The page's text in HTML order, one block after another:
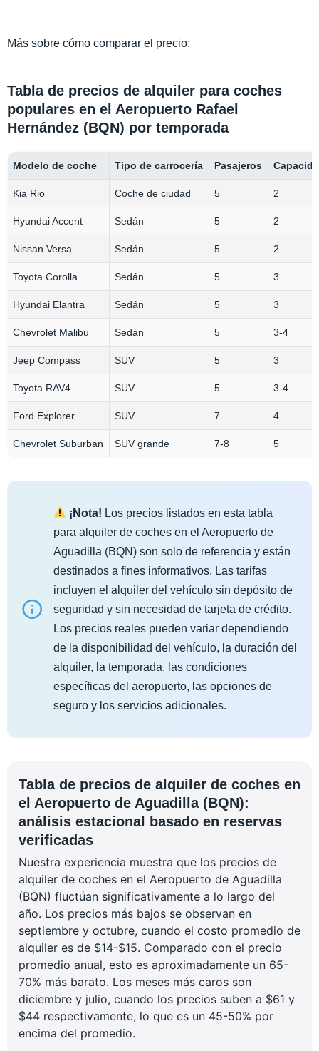
Más sobre cómo comparar el precio:
Tabla de precios de alquiler para coches
populares en el Aeropuerto Rafael
Hernández (BQN) por temporada
Modelo de coche Tipo de carrocería Pasajeros
Kia Rio Coche de ciudad 5 2
Hyundai Accent Sedán 5 2
Nissan Versa Sedán 5 2
Toyota Corolla Sedán 5 3
Hyundai Elantra Sedán 5 3
Chevrolet Malibu Sedán 5 3-4
Jeep Compass SUV 5 3
Toyota RAV4 SUV 5 3-4
Ford Explorer SUV 7 4
Chevrolet Suburban SUV grande 7-8 5
¡Nota! Los precios listados en esta tabla
para alquiler de coches en el Aeropuerto de
Aguadilla (BQN) son solo de referencia y están
destinados a fines informativos. Las tarifas
incluyen el alquiler del vehículo sin depósito de
seguridad y sin necesidad de tarjeta de crédito.
Los precios reales pueden variar dependiendo
de la disponibilidad del vehículo, la duración del
alquiler, la temporada, las condiciones
específicas del aeropuerto, las opciones de
seguro y los servicios adicionales.
Tabla de precios de alquiler de coches en
el Aeropuerto de Aguadilla (BQN):
análisis estacional basado en reservas
verificadas
Nuestra experiencia muestra que los precios de
alquiler de coches en el Aeropuerto de Aguadilla
(BQN) fluctúan significativamente a lo largo del
año. Los precios más bajos se observan en
septiembre y octubre, cuando el costo promedio de
alquiler es de $14-$15. Comparado con el precio
promedio anual, esto es aproximadamente un 65-
70% más barato. Los meses más caros son
diciembre y julio, cuando los precios suben a $61 y
$44 respectivamente, lo que es un 45-50% por
encima del promedio.